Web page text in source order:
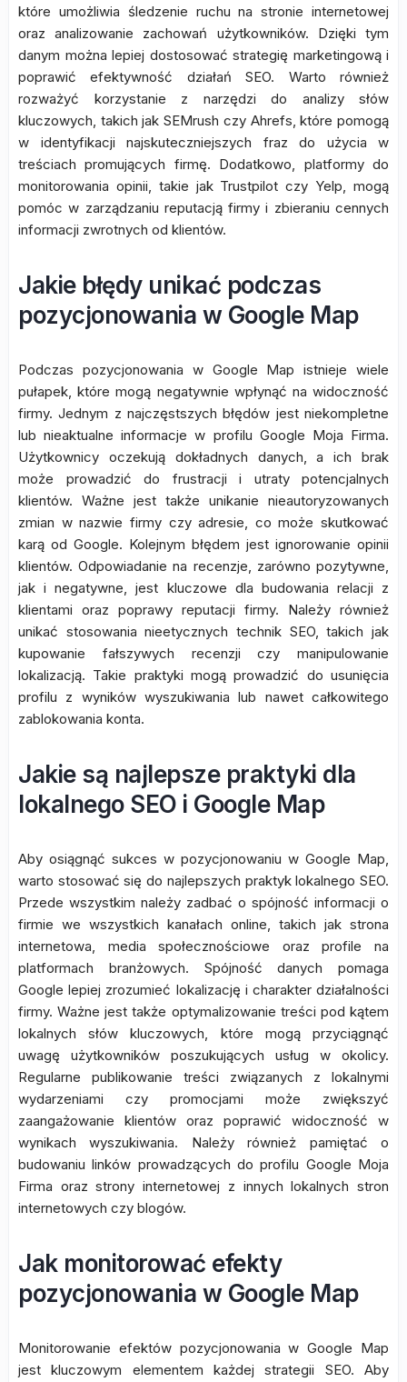
które umożliwia śledzenie ruchu na stronie internetowej
oraz analizowanie zachowań użytkowników. Dzięki tym
danym można lepiej dostosować strategię marketingową i
poprawić efektywność działań SEO. Warto również
rozważyć korzystanie z narzędzi do analizy słów
kluczowych, takich jak SEMrush czy Ahrefs, które pomogą
w identyfikacji najskuteczniejszych fraz do użycia w
treściach promujących firmę. Dodatkowo, platformy do
monitorowania opinii, takie jak Trustpilot czy Yelp, mogą
pomóc w zarządzaniu reputacją firmy i zbieraniu cennych
informacji zwrotnych od klientów.
Jakie błędy unikać podczas
pozycjonowania w Google Map
Podczas pozycjonowania w Google Map istnieje wiele
pułapek, które mogą negatywnie wpłynąć na widoczność
firmy. Jednym z najczęstszych błędów jest niekompletne
lub nieaktualne informacje w profilu Google Moja Firma.
Użytkownicy oczekują dokładnych danych, a ich brak
może prowadzić do frustracji i utraty potencjalnych
klientów. Ważne jest także unikanie nieautoryzowanych
zmian w nazwie firmy czy adresie, co może skutkować
karą od Google. Kolejnym błędem jest ignorowanie opinii
klientów. Odpowiadanie na recenzje, zarówno pozytywne,
jak i negatywne, jest kluczowe dla budowania relacji z
klientami oraz poprawy reputacji firmy. Należy również
unikać stosowania nieetycznych technik SEO, takich jak
kupowanie fałszywych recenzji czy manipulowanie
lokalizacją. Takie praktyki mogą prowadzić do usunięcia
profilu z wyników wyszukiwania lub nawet całkowitego
zablokowania konta.
Jakie są najlepsze praktyki dla
lokalnego SEO i Google Map
Aby osiągnąć sukces w pozycjonowaniu w Google Map,
warto stosować się do najlepszych praktyk lokalnego SEO.
Przede wszystkim należy zadbać o spójność informacji o
firmie we wszystkich kanałach online, takich jak strona
internetowa, media społecznościowe oraz profile na
platformach branżowych. Spójność danych pomaga
Google lepiej zrozumieć lokalizację i charakter działalności
firmy. Ważne jest także optymalizowanie treści pod kątem
lokalnych słów kluczowych, które mogą przyciągnąć
uwagę użytkowników poszukujących usług w okolicy.
Regularne publikowanie treści związanych z lokalnymi
wydarzeniami czy promocjami może zwiększyć
zaangażowanie klientów oraz poprawić widoczność w
wynikach wyszukiwania. Należy również pamiętać o
budowaniu linków prowadzących do profilu Google Moja
Firma oraz strony internetowej z innych lokalnych stron
internetowych czy blogów.
Jak monitorować efekty
pozycjonowania w Google Map
Monitorowanie efektów pozycjonowania w Google Map
jest kluczowym elementem każdej strategii SEO. Aby